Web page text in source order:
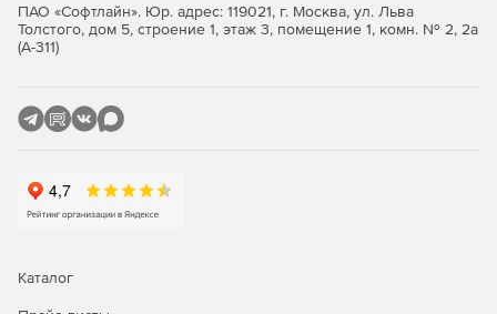
ПАО «Софтлайн». Юр. адрес: 119021, г. Москва, ул. Льва
Толстого, дом 5, строение 1, этаж 3, помещение 1, комн. № 2, 2а
(А-311)
Каталог